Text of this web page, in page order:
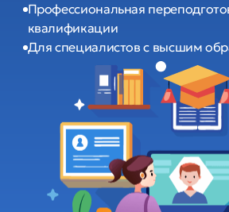
Профессиональная
квалификации
Для специалистов с высшим